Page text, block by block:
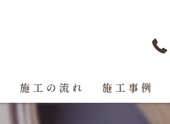
施工の流れ 施工事例